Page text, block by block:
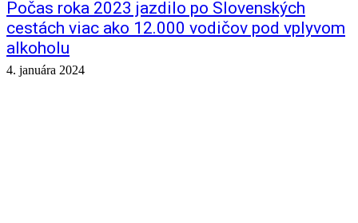
Počas roka 2023 jazdilo po Slovenských
cestách viac ako 12.000 vodičov pod vplyvom
alkoholu
4. januára 2024